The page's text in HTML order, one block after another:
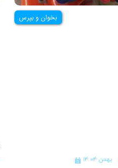
بخوان و بپرس
۱۴ بهمن ۰۴